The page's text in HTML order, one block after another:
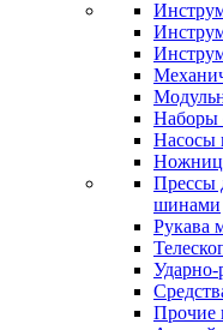
Наборы
Насосы
Прессы
шинами
Рукава
Прочие